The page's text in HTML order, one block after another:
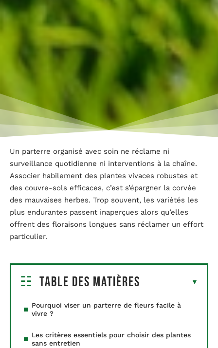
Un parterre organisé avec soin ne réclame ni
surveillance quotidienne ni interventions à la chaîne.
Associer habilement des plantes vivaces robustes et
des couvre-sols efficaces, c’est s’épargner la corvée
des mauvaises herbes. Trop souvent, les variétés les
plus endurantes passent inaperçues alors qu’elles
offrent des floraisons longues sans réclamer un effort
particulier.
Table des matières
Pourquoi viser un parterre de fleurs facile à
vivre ?
Les critères essentiels pour choisir des plantes
sans entretien